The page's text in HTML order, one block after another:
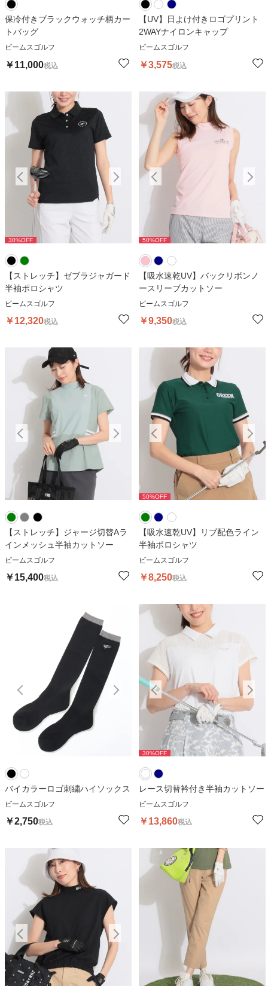
保冷付きブラックウォッチ柄カー
トバッグ
ビームスゴルフ
￥11,000税込
【UV】日よけ付きロゴプリント
2WAYナイロンキャップ
ビームスゴルフ
￥3,575税込
30%OFF %OFF
【ストレッチ】ゼブラジャガード
半袖ポロシャツ
ビームスゴルフ
￥12,320税込
50%OFF 50%OFF
【吸水速乾UV】バックリボンノ
ースリーブカットソー
ビームスゴルフ
￥9,350税込
【ストレッチ】ジャージ切替Aラ
インメッシュ半袖カットソー
ビームスゴルフ
￥15,400税込
%OFF 50%OFF
【吸水速乾UV】リブ配色ライン
半袖ポロシャツ
ビームスゴルフ
￥8,250税込
バイカラーロゴ刺繍ハイソックス
ビームスゴルフ
￥2,750税込
30%OFF
レース切替衿付き半袖カットソー
ビームスゴルフ
￥13,860税込